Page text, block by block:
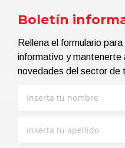
Boletín
Rellena el formulario
informativo y mantenerte
novedades del sector de